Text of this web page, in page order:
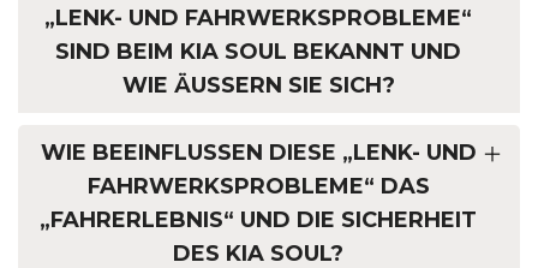
„LENK- UND FAHRWERKSPROBLEME“
SIND BEIM KIA SOUL BEKANNT UND
WIE ÄUSSERN SIE SICH?
WIE BEEINFLUSSEN DIESE „LENK- UND
FAHRWERKSPROBLEME“ DAS
„FAHRERLEBNIS“ UND DIE SICHERHEIT
DES KIA SOUL?